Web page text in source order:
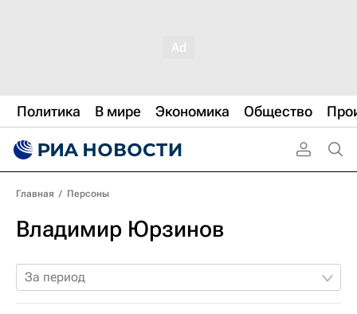
Политика В мире Экономика Общество
Главная / Персоны
Владимир Юрзинов
За период